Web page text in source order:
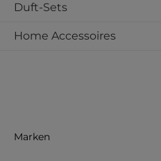
Duft-Sets
Home Accessoires
Marken